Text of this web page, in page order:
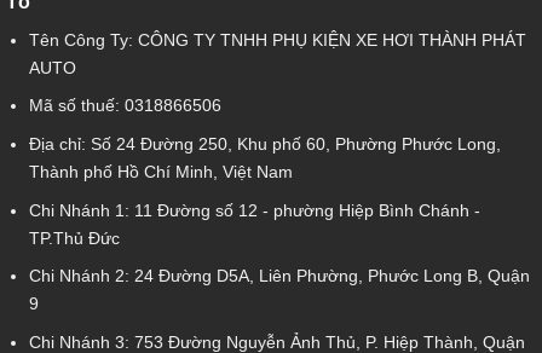
Tên Công Ty: CÔNG TY TNHH PHỤ KIỆN XE HƠI THÀNH PHÁT
AUTO
Mã số thuế: 0318866506
Địa chỉ: Số 24 Đường 250, Khu phố 60, Phường Phước Long,
Thành phố Hồ Chí Minh, Việt Nam
Chi Nhánh 1: 11 Đường số 12 - phường Hiệp Bình Chánh -
TP.Thủ Đức
Chi Nhánh 2: 24 Đường D5A, Liên Phường, Phước Long B, Quận
9
Chi Nhánh 3: 753 Đường Nguyễn Ảnh Thủ, P. Hiệp Thành, Quận